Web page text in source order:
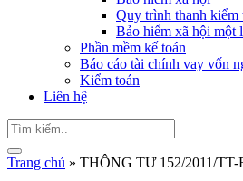
Quy trình thanh
Bảo hiểm xã hội một
Phần mềm kế toán
Báo cáo tài chính vay vốn
Kiểm toán
Liên hệ
Trang chủ » THÔNG TƯ 152/2011/TT-